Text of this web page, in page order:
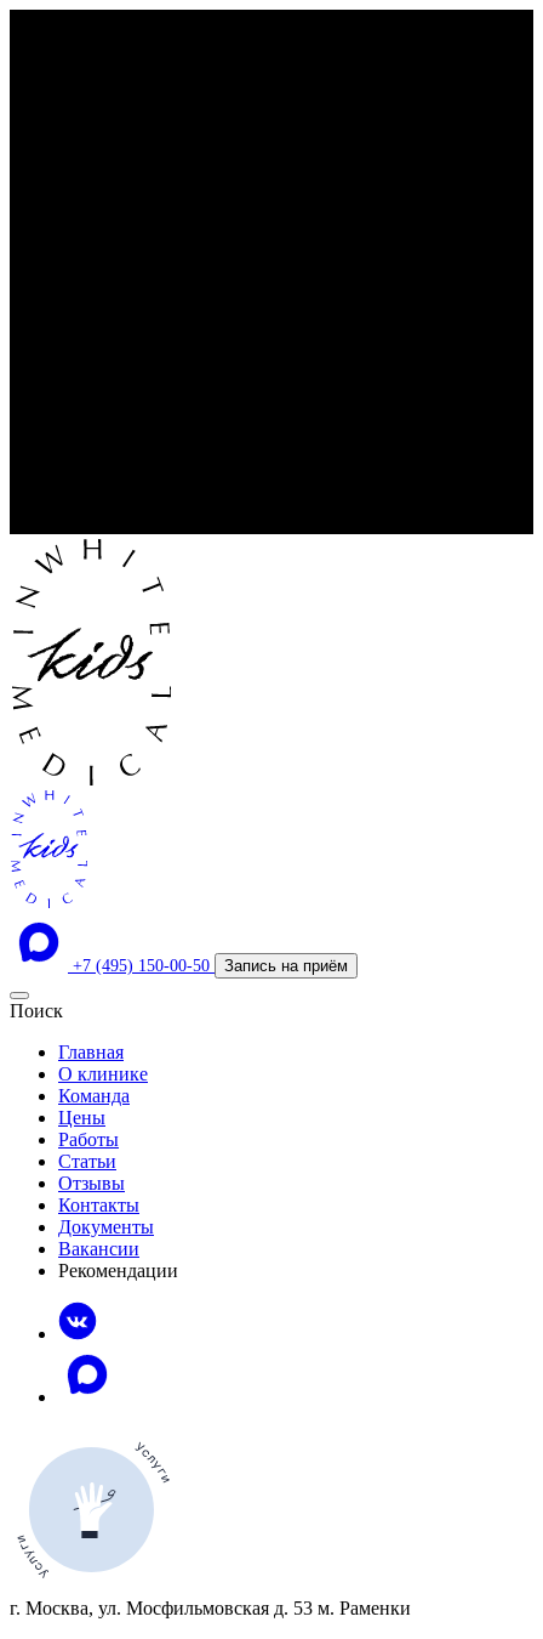
+7 (495) 150-00-50 Запись на приём
Поиск
Главная
О клинике
Команда
Цены
Работы
Статьи
Отзывы
Контакты
Документы
Вакансии
Рекомендации
г. Москва, ул. Мосфильмовская д. 53 м. Раменки